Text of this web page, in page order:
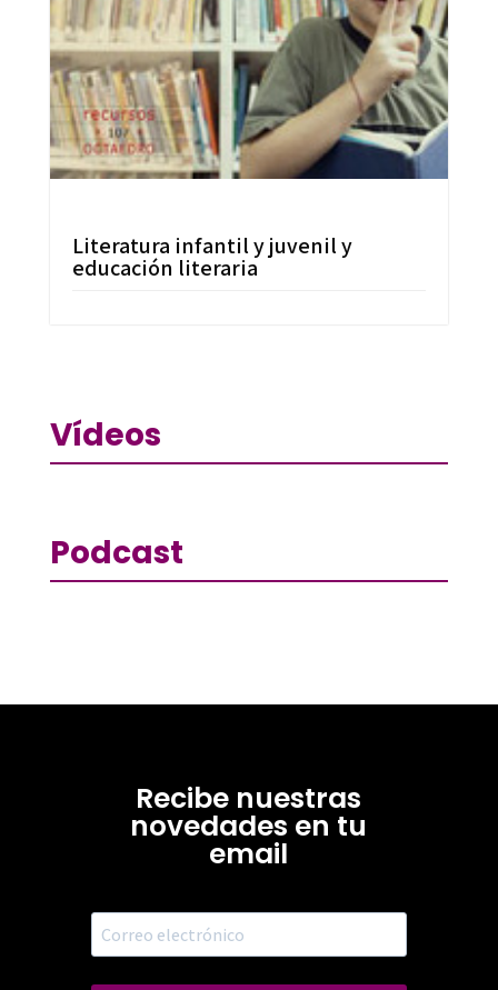
Literatura infantil y juvenil y
educación literaria
Vídeos
Podcast
Recibe nuestras
novedades en tu
email